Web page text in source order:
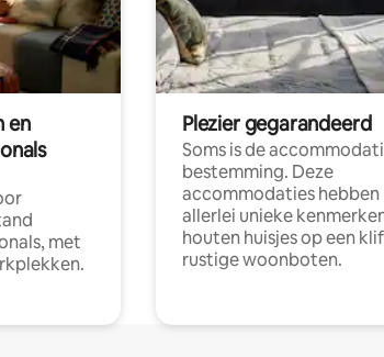
en
met
Plezier gegarandeerd
Soms is de
bestemming. Deze
accommodaties hebben
allerlei unieke
houten huisjes op een
rustige woonboten.